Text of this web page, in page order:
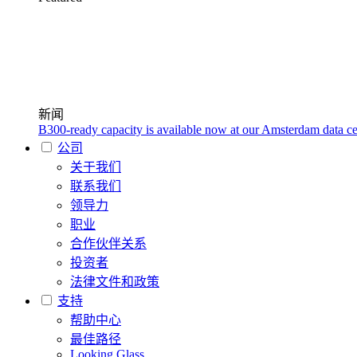
新闻
B300-ready capacity is available now at our Amsterdam data
公司
关于我们
联系我们
领导力
职业
合作伙伴关系
投资者
法律文件和政策
支持
帮助中心
最佳路径
Looking Glass